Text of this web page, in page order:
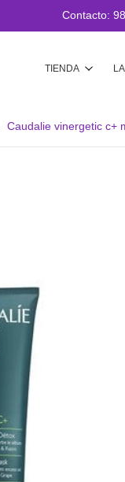
Contacto:
TIENDA
Caudalie vinergetic c+